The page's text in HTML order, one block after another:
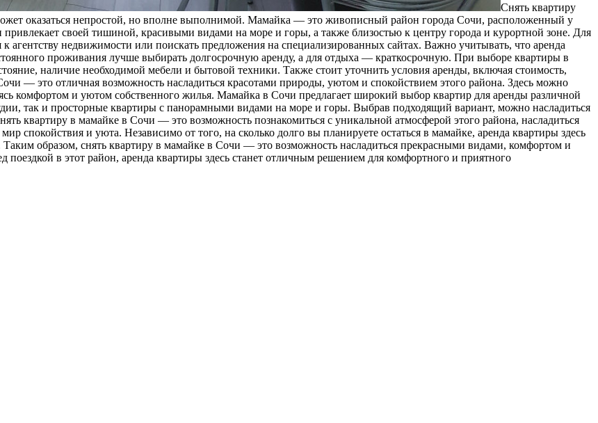
Снять квaртиру
оказаться непростой, но вполне выполнимой. Мамайка — это живописный район города Сочи, расположенный у
привлекает своей тишиной, красивыми видами на море и горы, а также близостью к центру города и курортной зоне. Для
агентству недвижимости или поискать предложения на специализированных сайтах. Важно учитывать, что аренда
проживания лучше выбирать долгосрочную аренду, а для отдыха — краткосрочную. При выборе квартиры в
наличие необходимой мебели и бытовой техники. Также стоит уточнить условия аренды, включая стоимость,
— это отличная возможность насладиться красотами природы, уютом и спокойствием этого района. Здесь можно
комфортом и уютом собственного жилья. Мамайка в Сочи предлагает широкий выбор квартир для аренды различной
так и просторные квартиры с панорамными видами на море и горы. Выбрав подходящий вариант, можно насладиться
квартиру в мамайке в Сочи — это возможность познакомиться с уникальной атмосферой этого района, насладиться
спокойствия и уюта. Независимо от того, на сколько долго вы планируете остаться в мамайке, аренда квартиры здесь
образом, снять квартиру в мамайке в Сочи — это возможность насладиться прекрасными видами, комфортом и
поездкой в этот район, аренда квартиры здесь станет отличным решением для комфортного и приятного